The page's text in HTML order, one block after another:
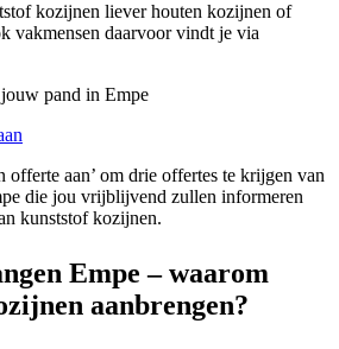
kozijnen liever houten kozijnen of
vakmensen daarvoor vindt je via
pand in Empe
offerte aan’ om drie offertes te krijgen van
die jou vrijblijvend zullen informeren
kunststof kozijnen.
Empe – waarom
aanbrengen?